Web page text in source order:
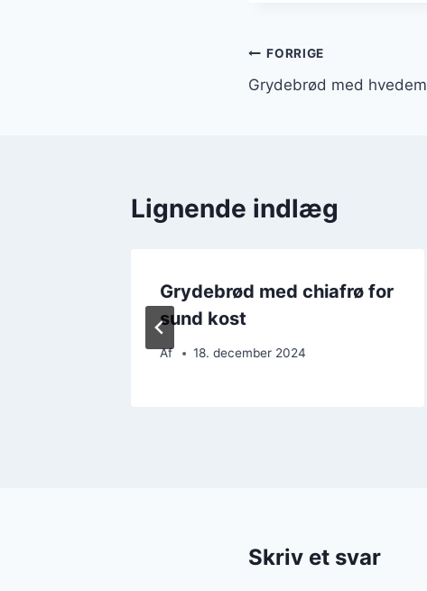
FORRIGE
Grydebrød med
Lignende indlæg
Grydebrød med chiafrø for
sund kost
Af 18. december 2024
Skriv et svar